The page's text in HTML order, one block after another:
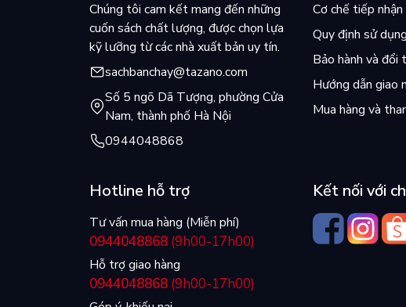
Chúng tôi cam kết mang đến những
cuốn sách chất lượng, được chọn lựa
kỹ lưỡng từ các nhà xuất bản uy tín.
sachbanchay@tazano.com
Số 5 ngõ Dã Tượng, phường Cửa
Nam, thành phố Hà Nội
0944048868
Cơ chế tiếp
Quy định sử dụng
Bảo hành và đổi
Hướng dẫn giao
Mua hàng và
Hotline hỗ trợ
Tư vấn mua hàng (Miễn phí)
0944048868 (9h00-17h00)
Hỗ trợ giao hàng
0944048868 (9h00-17h00)
Kết nối với